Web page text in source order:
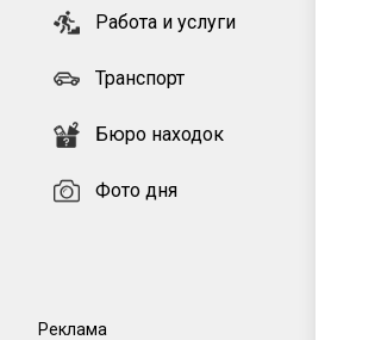
Работа и услуги
Транспорт
Бюро находок
Фото дня
Реклама